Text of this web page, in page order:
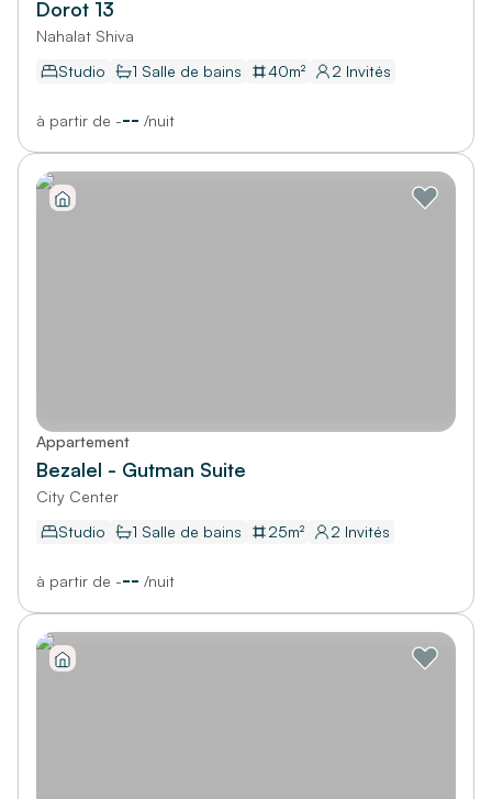
Dorot 13
Nahalat Shiva
Studio
1 Salle de bains 40m² 2 Invités
à partir de --- /nuit
Appartement
Bezalel - Gutman Suite
City Center
Studio
1 Salle de bains 25m² 2 Invités
à partir de --- /nuit